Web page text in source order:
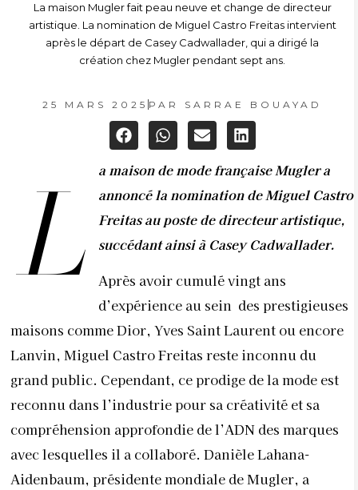
La maison Mugler fait peau neuve et change de directeur
artistique. La nomination de Miguel Castro Freitas intervient
après le départ de Casey Cadwallader, qui a dirigé la
création chez Mugler pendant sept ans.
25 MARS 2025 PAR SARRAE BOUAYAD
L
a maison de mode française Mugler a
annoncé la nomination de Miguel Castro
Freitas au poste de directeur artistique,
succédant ainsi à Casey Cadwallader. ​
Après avoir cumulé vingt ans
d’expérience au sein des prestigieuses
maisons comme Dior, Yves Saint Laurent ou encore
Lanvin, Miguel Castro Freitas reste inconnu du
grand public. Cependant, ce prodige de la mode est
reconnu dans l’industrie pour sa créativité et sa
compréhension approfondie de l’ADN des marques
avec lesquelles il a collaboré. Danièle Lahana-
Aidenbaum, présidente mondiale de Mugler, a